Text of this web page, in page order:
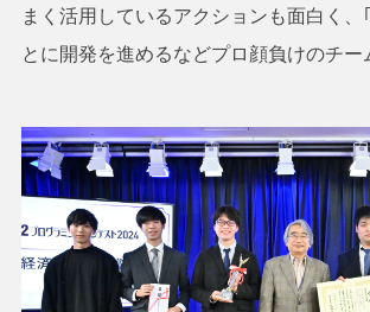
まく活用しているアクションも面白く、
とに開発を進めるなどプロ顔負けのチー